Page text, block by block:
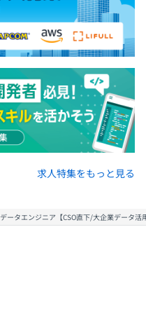
求人特集をもっと見る
データエンジニア【CSO直下/大企業データ